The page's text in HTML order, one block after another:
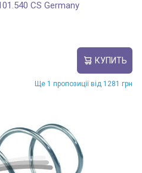
CS Germany
КУПИТЬ
Ще 1 пропозиції від 1281 грн